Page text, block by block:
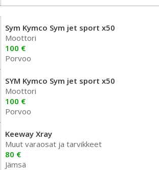
Sym Kymco Sym jet sport x50
Moottori
100 €
Porvoo
SYM Kymco Sym jet sport x50
Moottori
100 €
Porvoo
Keeway Xray
Muut varaosat ja tarvikkeet
80 €
Jämsä